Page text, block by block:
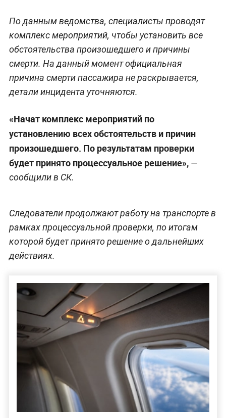
По данным ведомства, специалисты проводят
комплекс мероприятий, чтобы установить все
обстоятельства произошедшего и причины
смерти. На данный момент официальная
причина смерти пассажира не раскрывается,
детали инцидента уточняются.
«Начат комплекс мероприятий по
установлению всех обстоятельств и причин
произошедшего. По результатам проверки
будет принято процессуальное решение», —
сообщили в СК.
Следователи продолжают работу на транспорте в
рамках процессуальной проверки, по итогам
которой будет принято решение о дальнейших
действиях.